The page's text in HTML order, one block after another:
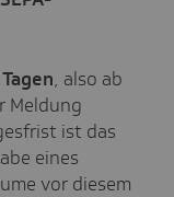
, also ab
Meldung
ist das
eines
vor diesem